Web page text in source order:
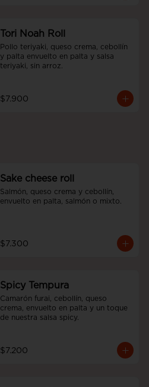
Tori Noah Roll
Pollo teriyaki, queso crema, cebollín
y palta envuelto en palta y salsa
teriyaki, sin arroz.
$7.900
Sake cheese roll
Salmón, queso crema y cebollín,
envuelto en palta, salmón o mixto.
$7.300
Spicy Tempura
Camarón furai, cebollín, queso
crema, envuelto en palta y un toque
de nuestra salsa spicy.
$7.200